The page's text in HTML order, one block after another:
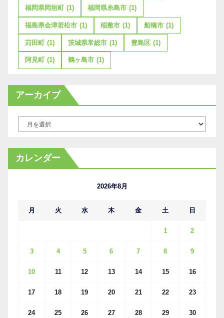
福岡県岡垣町 (1) 福岡県糸島市 (1)
福島県会津若松市 (1) 稲敷市 (1) 船橋市 (1)
苅田町 (1) 茨城県常総市 (1) 豊島区 (1)
阿見町 (1) 鶴ヶ島市 (1)
アーカイブ
カ
イ
カレンダー
2026年8月
月 火 水 木 金 土 日
1 2
3 4 5 6 7 8 9
10 11 12 13 14 15 16
17 18 19 20 21 22 23
24 25 26 27 28 29 30